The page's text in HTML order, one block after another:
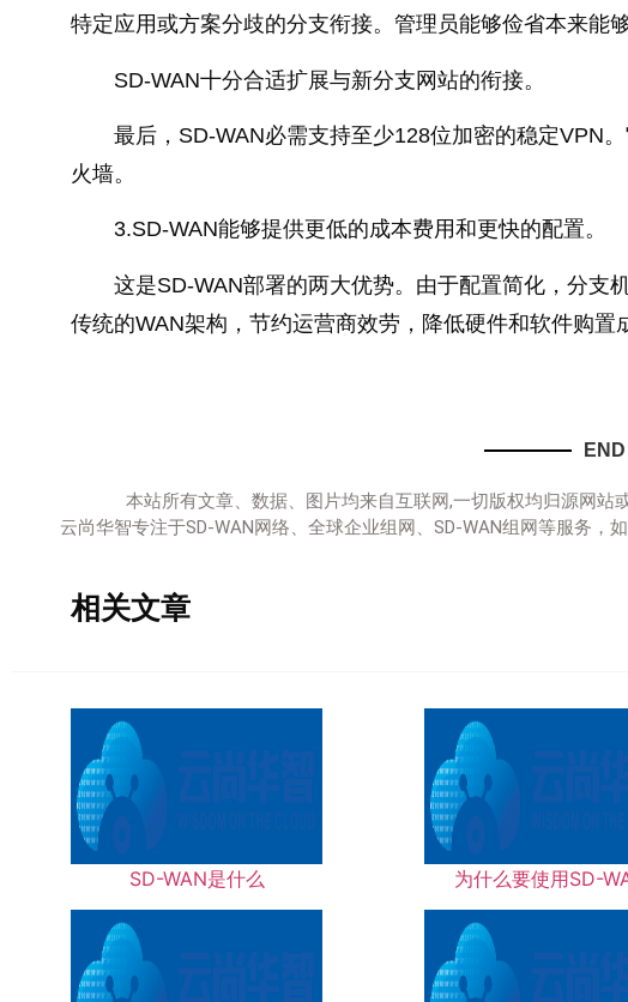
特定应用或方案分歧的分支衔接。管理员能够俭省本来能
SD-WAN十分合适扩展与新分支网站的衔接。
最后，SD-WAN必需支持至少128位加密的稳定VPN
火墙。
3.SD-WAN能够提供更低的成本费用和更快的配置。
这是SD-WAN部署的两大优势。由于配置简化，分支
传统的WAN架构，节约运营商效劳，降低硬件和软件购置
END
本站所有文章、数据、图片均来自互联网,一切版权均归源网站
云尚华智专注于SD-WAN网络、全球企业组网、SD-WAN组网等服务，
相关文章
SD-WAN是什么 为什么要使用SD-